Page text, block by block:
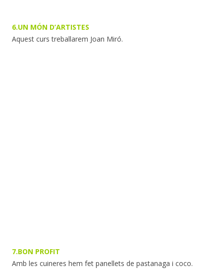
6.UN MÓN D’ARTISTES
Aquest curs treballarem Joan Miró.
7.BON PROFIT
Amb les cuineres hem fet panellets de pastanaga i coco.